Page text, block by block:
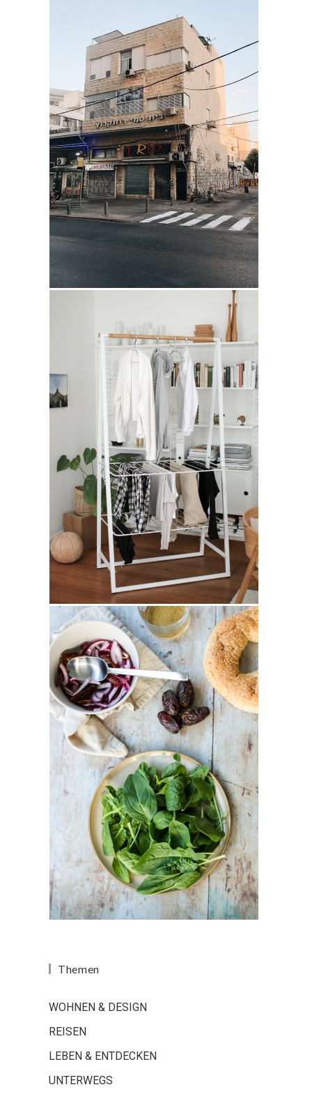
Themen
WOHNEN & DESIGN
REISEN
LEBEN & ENTDECKEN
UNTERWEGS